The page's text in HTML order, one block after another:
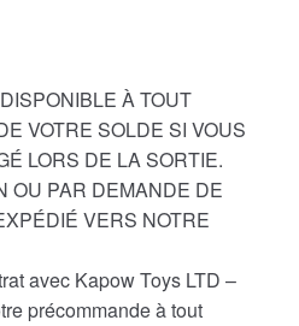
À TOUT
VOTRE SOLDE SI VOUS
LORS DE LA SORTIE.
OU PAR DEMANDE DE
VERS NOTRE
avec Kapow Toys LTD –
précommande à tout